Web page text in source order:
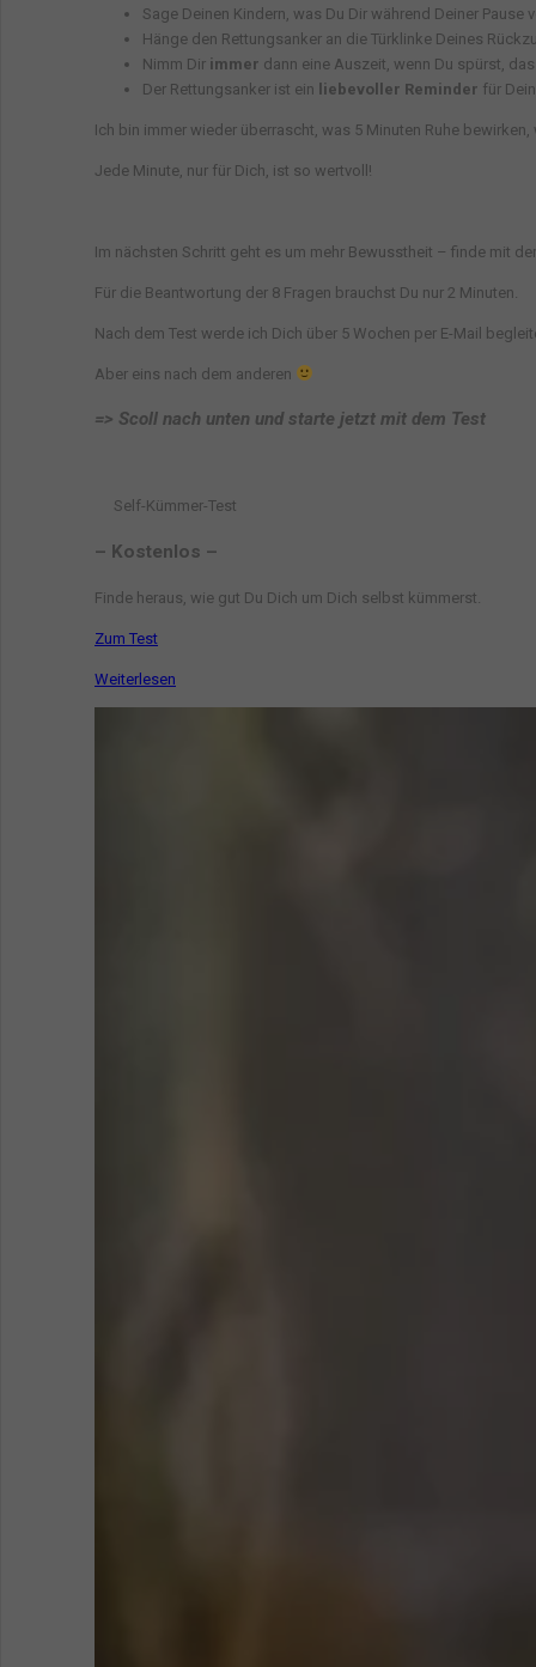
Sage Deinen Kindern, was Du Dir während Deiner Pause
Hänge den Rettungsanker an die Türklinke Deines
Nimm Dir immer dann eine Auszeit, wenn Du spürst,
Der Rettungsanker ist ein liebevoller Reminder für
Ich bin immer wieder überrascht, was 5 Minuten Ruhe
Jede Minute, nur für Dich, ist so wertvoll!
Im nächsten Schritt geht es um mehr Bewusstheit – finde
Für die Beantwortung der 8 Fragen brauchst Du nur 2 Minuten.
Nach dem Test werde ich Dich über 5 Wochen per E-Mail
Aber eins nach dem anderen
=> Scoll nach unten und starte jetzt mit dem Test
– Kostenlos –
Finde heraus, wie gut Du Dich um Dich selbst kümmerst.
Zum Test
Weiterlesen